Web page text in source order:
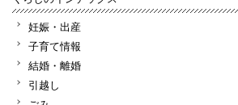
妊娠・出産
子育て情報
結婚・離婚
引越し